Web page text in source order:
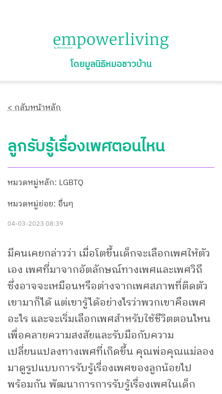
โดยมูลนิธิหมอชาวบ้าน
< กลับหน้าหลัก
ลูกรับรู้เรื่องเพศตอนไหน
หมวดหมู่หลัก: LGBTQ
หมวดหมู่ย่อย: อื่นๆ
04-03-2023 08:39
มีคนเคยกล่าวว่า เมื่อโตขึ้นเด็กจะเลือกเพศให้ตัว
เอง เพศที่มาจากอัตลักษณ์ทางเพศและเพศวิถี
ซึ่งอาจจะเหมือนหรือต่างจากเพศสภาพที่ติดตัว
เขามาก็ได้ แต่เขารู้ได้อย่างไรว่าพวกเขาคือเพศ
อะไร และจะเริ่มเลือกเพศสำหรับใช้ชีวิตตอนไหน
เพื่อคลายความสงสัยและรับมือกับความ
เปลี่ยนแปลงทางเพศที่เกิดขึ้น คุณพ่อคุณแม่ลอง
มาดูรูปแบบการรับรู้เรื่องเพศของลูกน้อยไป
พร้อมกัน พัฒนาการการรับรู้เรื่องเพศในเด็ก